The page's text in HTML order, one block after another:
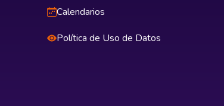
Calendarios
Política de Uso de Datos